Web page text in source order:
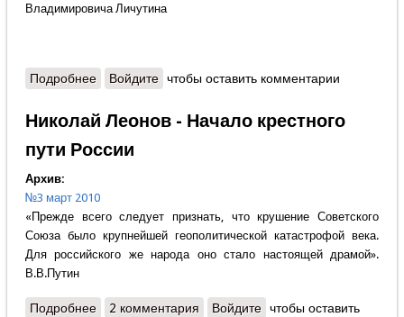
Владимировича Личутина
Подробнеео Владимир Бондаренко - Кудесник русского слова
Войдите чтобы оставить комментарии
Николай Леонов - Начало крестного
пути России
Архив:
№3 март 2010
«Прежде всего следует признать, что крушение Советского
Союза было крупнейшей геополитической катастрофой века.
Для российского же народа оно стало настоящей драмой».
В.В.Путин
Подробнеео Николай Леонов - Начало крестного пути России
2 комментария Войдите чтобы оставить